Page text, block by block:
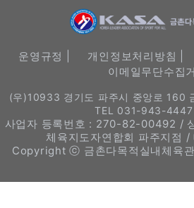
운영규정 | 개인정보처리방침 |
이메일무단수집
(우)10933 경기도 파주시 중앙로 160
TEL 031-943-4447
사업자 등록번호 : 270-82-00492 /
체육지도자연합회 파주지점 /
Copyright ⓒ 금촌다목적실내체육